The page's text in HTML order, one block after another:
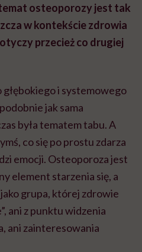
osteoporozy jest tak
w kontekście zdrowia
przecież co drugiej
i systemowego
jak sama
była tematem tabu. A
co się po prostu zdarza
emocji. Osteoporoza jest
element starzenia się, a
grupa, której zdrowie
ani z punktu widzenia
ani zainteresowania